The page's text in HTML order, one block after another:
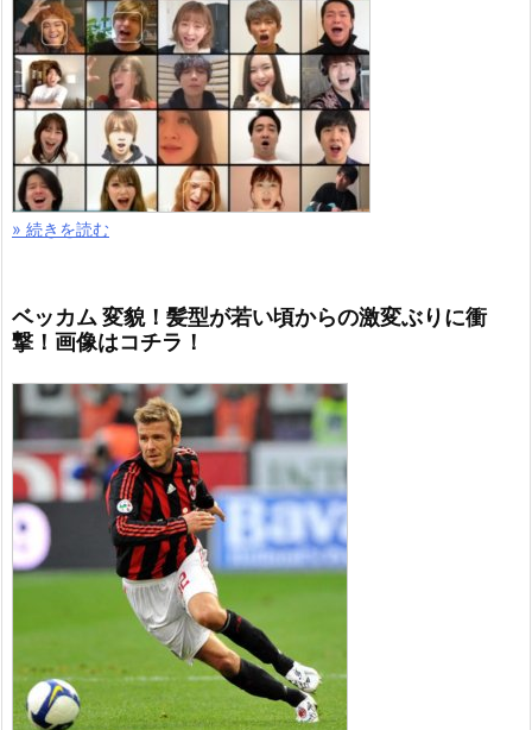
» 続きを読む
ベッカム 変貌！髪型が若い頃からの激変ぶりに衝
撃！画像はコチラ！